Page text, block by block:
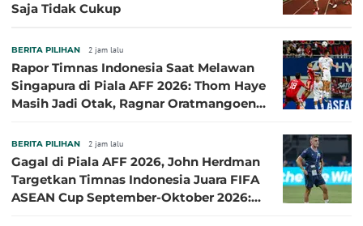
Saja Tidak Cukup
BERITA PILIHAN 2 jam lalu
Rapor Timnas Indonesia Saat Melawan
Singapura di Piala AFF 2026: Thom Haye
Masih Jadi Otak, Ragnar Oratmangoen
BERITA PILIHAN 2 jam lalu
Gagal di Piala AFF 2026, John Herdman
Targetkan Timnas Indonesia Juara FIFA
ASEAN Cup September-Oktober 2026: